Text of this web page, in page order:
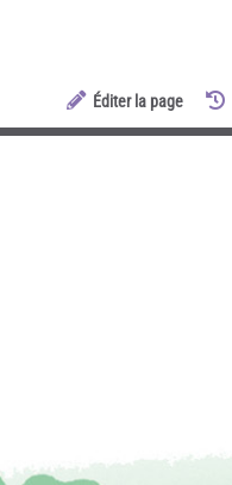
Éditer la page